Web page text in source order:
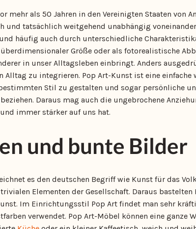
mehr als 50 Jahren in den Vereinigten Staaten von
und tatsächlich weitgehend unabhängig
häufig auch durch unterschiedliche
Größe oder als fotorealistische
in unser Alltagsleben einbringt. Anders
zu integrieren. Pop Art-Kunst ist eine einfache
Stil zu gestalten und sogar persönliche
Daraus mag auch die ungebrochene
immer stärker auf uns hat.
und bunte Bilder
es den deutschen Begriff wie Kunst für das
Elementen der Gesellschaft. Daraus bastelten
Im Einrichtungsstil Pop Art findet man sehr
verwendet. Pop Art-Möbel können eine ganze